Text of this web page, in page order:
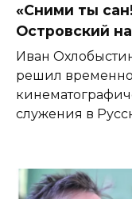
«Сними ты
Островский
Иван
решил временно
служения в